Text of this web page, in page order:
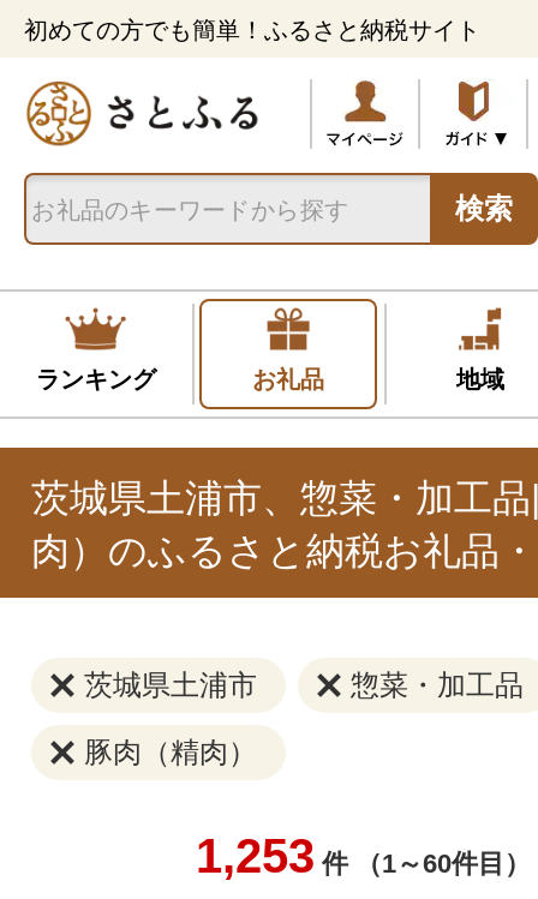
初めての方でも簡単！ふるさと納税サイト
検索
ランキング お礼品 地域
茨城県土浦市、惣菜・加工
肉）のふるさと納税お礼品
茨城県土浦市 惣菜・加工品
豚肉（精肉）
1,253 件 （1～60件目）